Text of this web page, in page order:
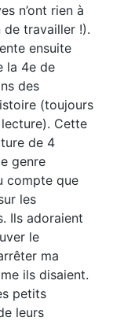
n’ont rien à
de travailler !).
ensuite
la 4e de
des
(toujours
Cette
de 4
genre
compte que
les
Ils adoraient
le
ma
ils disaient.
petits
leurs